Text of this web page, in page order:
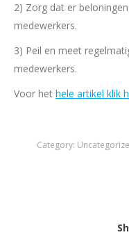
2) Zorg dat er
medewerkers.
3) Peil en meet
medewerkers.
Voor het hele artikel klik
Category: